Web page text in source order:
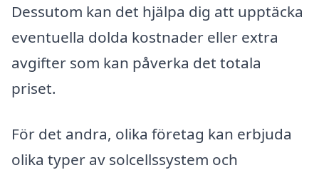
Dessutom kan det hjälpa dig att upptäcka
eventuella dolda kostnader eller extra
avgifter som kan påverka det totala
priset.
För det andra, olika företag kan erbjuda
olika typer av solcellssystem och